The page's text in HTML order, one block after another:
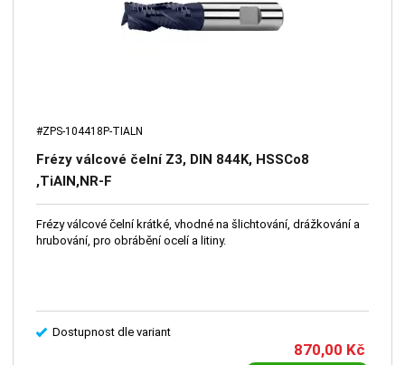
#ZPS-104418P-TIALN
Frézy válcové čelní Z3, DIN 844K, HSSCo8
,TiAlN,NR-F
Frézy válcové čelní krátké, vhodné na šlichtování, drážkování a
hrubování, pro obrábění ocelí a litiny.
Dostupnost dle variant
870,00 Kč